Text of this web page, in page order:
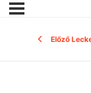
Előző